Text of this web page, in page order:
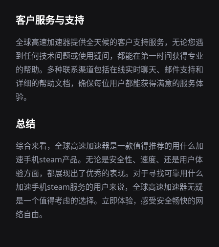
客户服务与支持
全球高速加速器提供全天候的客户支持服务，无论您遇
到任何技术问题或使用疑问，都能在第一时间获得专业
的帮助。多种联系渠道包括在线实时聊天、邮件支持和
详细的帮助文档，确保每位用户都能获得满意的服务体
验。
总结
综合来看，全球高速加速器是一款值得推荐的用什么加
速手机steam产品。无论是安全性、速度、还是用户体
验方面，都展现出了优秀的表现。对于寻找可靠用什么
加速手机steam服务的用户来说，全球高速加速器无疑
是一个值得考虑的选择。立即体验，感受安全畅快的网
络自由。